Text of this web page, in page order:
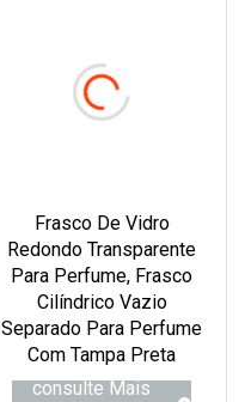
Frasco De Vidro
Redondo Transparente
Para Perfume, Frasco
Cilíndrico Vazio
Separado Para Perfume
Com Tampa Preta
consulte Mais